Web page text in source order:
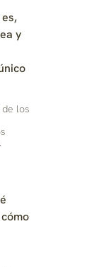
y
de los